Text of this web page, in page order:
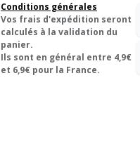
Conditions générales
Vos frais d'expédition seront
calculés à la validation du
panier.
Ils sont en général entre 4,9€
et 6,9€ pour la France.